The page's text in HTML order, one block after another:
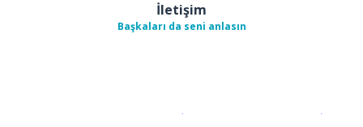
İletişim
Başkaları da seni anlasın